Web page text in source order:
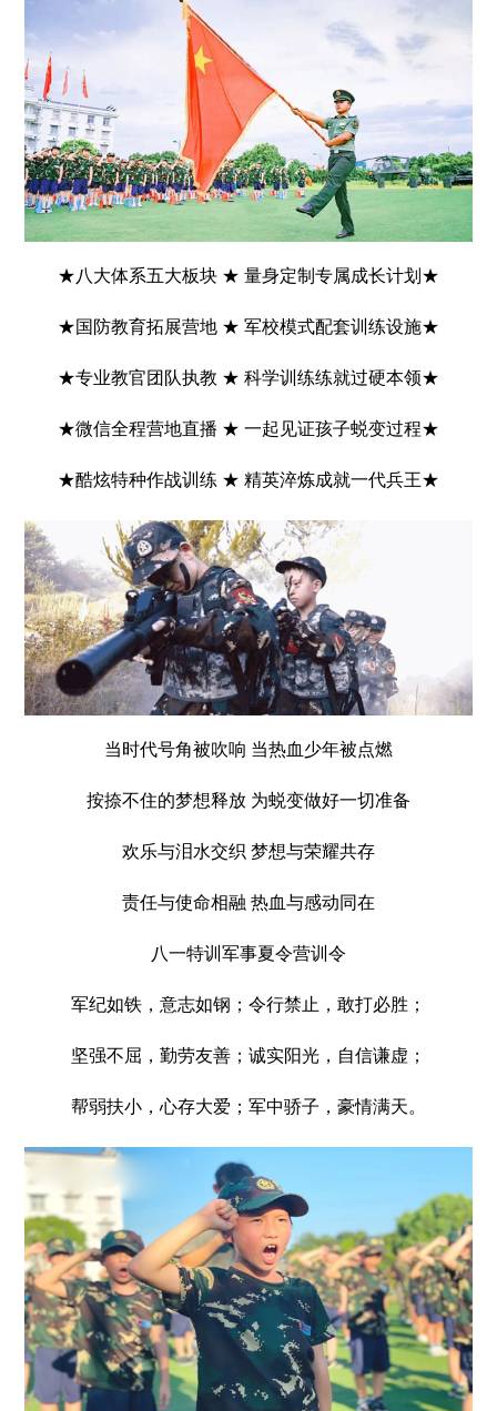
★八大体系五大板块 ★ 量身定制专属成长计划★
★国防教育拓展营地 ★ 军校模式配套训练设施★
★专业教官团队执教 ★ 科学训练练就过硬本领★
★微信全程营地直播 ★ 一起见证孩子蜕变过程★
★酷炫特种作战训练 ★ 精英淬炼成就一代兵王★
当时代号角被吹响 当热血少年被点燃
按捺不住的梦想释放 为蜕变做好一切准备
欢乐与泪水交织 梦想与荣耀共存
责任与使命相融 热血与感动同在
八一特训军事夏令营训令
军纪如铁，意志如钢；令行禁止，敢打必胜；
坚强不屈，勤劳友善；诚实阳光，自信谦虚；
帮弱扶小，心存大爱；军中骄子，豪情满天。